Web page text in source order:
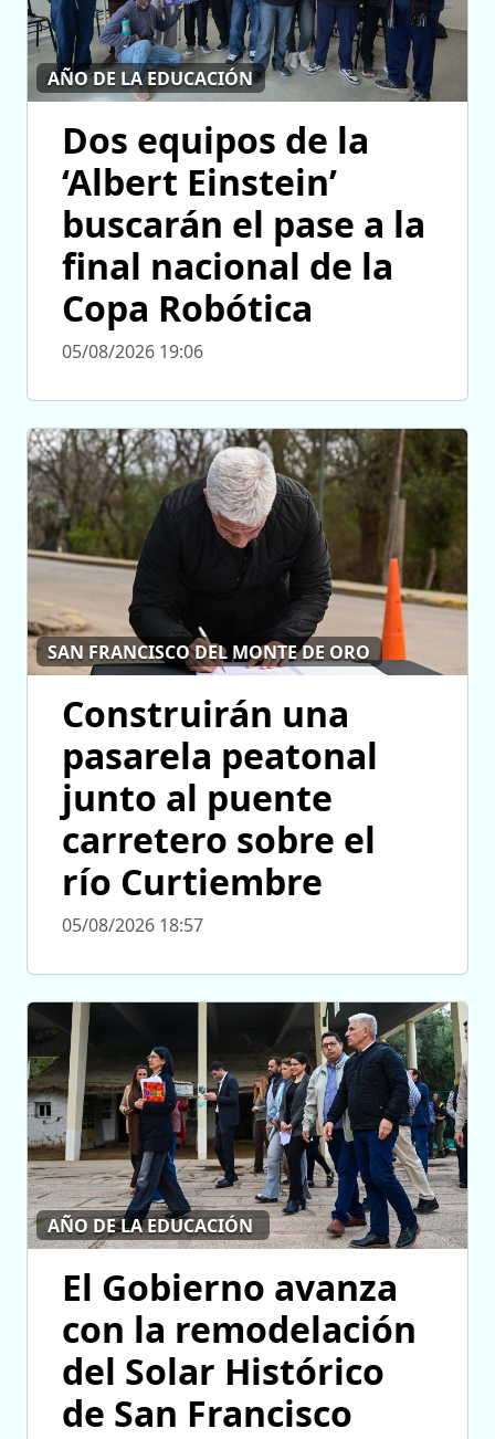
AÑO DE LA EDUCACIÓN
Dos equipos de la
‘Albert Einstein’
buscarán el pase a la
final nacional de la
Copa Robótica
05/08/2026 19:06
SAN FRANCISCO DEL MONTE DE ORO
Construirán una
pasarela peatonal
junto al puente
carretero sobre el
río Curtiembre
05/08/2026 18:57
AÑO DE LA EDUCACIÓN
El Gobierno avanza
con la remodelación
del Solar Histórico
de San Francisco